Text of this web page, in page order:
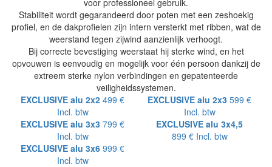
voor professioneel gebruik.
Stabiliteit wordt gegarandeerd door poten met een zeshoekig
profiel, en de dakprofielen zijn intern versterkt met ribben, wat de
weerstand tegen zijwind aanzienlijk verhoogt.
Bij correcte bevestiging weerstaat hij sterke wind, en het
opvouwen is eenvoudig en mogelijk voor één persoon dankzij de
extreem sterke nylon verbindingen en gepatenteerde
veiligheidssystemen.
EXCLUSIVE alu 2x2 499 €
Incl. btw
EXCLUSIVE alu 2x3 599 €
Incl. btw
EXCLUSIVE alu 3x3 799 €
Incl. btw
EXCLUSIVE alu 3x4,5
899 € Incl. btw
EXCLUSIVE alu 3x6 999 €
Incl. btw